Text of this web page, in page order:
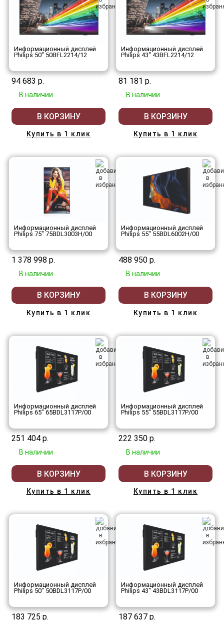
Информационный дисплей
Philips 50" 50BFL2214/12
94 683 р.
В наличии
В КОРЗИНУ
Купить в 1 клик
Информационный дисплей
Philips 43" 43BFL2214/12
81 181 р.
В наличии
В КОРЗИНУ
Купить в 1 клик
Информационный дисплей
Philips 75" 75BDL3003H/00
1 378 998 р.
В наличии
В КОРЗИНУ
Купить в 1 клик
Информационный дисплей
Philips 55" 55BDL6002H/00
488 950 р.
В наличии
В КОРЗИНУ
Купить в 1 клик
Информационный дисплей
Philips 65" 65BDL3117P/00
251 404 р.
В наличии
В КОРЗИНУ
Купить в 1 клик
Информационный дисплей
Philips 55" 55BDL3117P/00
222 350 р.
В наличии
В КОРЗИНУ
Купить в 1 клик
Информационный дисплей
Philips 50" 50BDL3117P/00
183 725 р.
Информационный дисплей
Philips 43" 43BDL3117P/00
187 637 р.